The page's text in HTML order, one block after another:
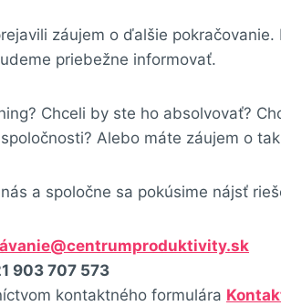
záujem o ďalšie
priebežne informovať.
Chceli by ste ho absolvovať?
Alebo máte záujem o
a spoločne sa pokúsime nájsť
903 707 573
kontaktného formulára